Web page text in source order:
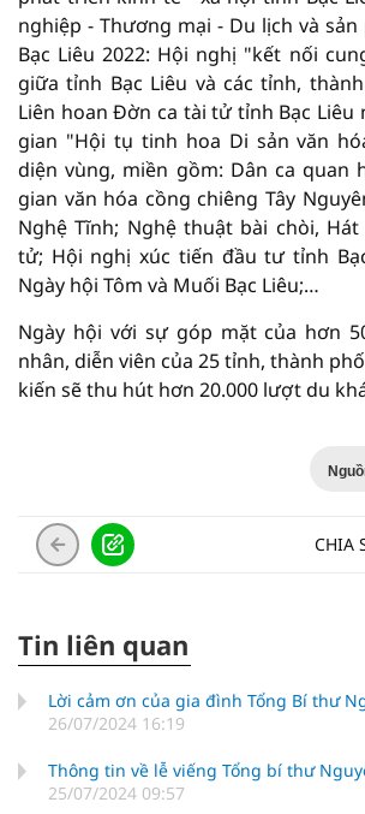
nghiệp - Thương mại - Du lịch và sản
Bạc Liêu 2022: Hội nghị "kết nối
giữa tỉnh Bạc Liêu và các tỉnh,
Liên hoan Đờn ca tài tử tỉnh Bạc Liêu
gian "Hội tụ tinh hoa Di sản văn
diện vùng, miền gồm: Dân ca quan
gian văn hóa cồng chiêng Tây
Nghệ Tĩnh; Nghệ thuật bài chòi,
tử; Hội nghị xúc tiến đầu tư tỉnh
Ngày hội Tôm và Muối Bạc Liêu;…
Ngày hội với sự góp mặt của hơn
nhân, diễn viên của 25 tỉnh, thành
kiến sẽ thu hút hơn 20.000 lượt du
CHIA
Tin liên quan
Lời cảm ơn của gia đình Tổng Bí thư
26/07/2024 16:19
Thông tin về lễ viếng Tổng bí thư
25/07/2024 09:57